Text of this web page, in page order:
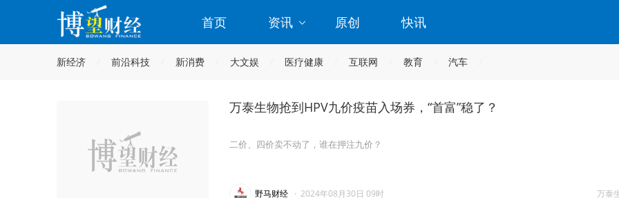
首页 资讯 原创 快讯
新经济 前沿科技 新消费 大文娱 医疗健康 互联网 教育 汽车
万泰生物抢到HPV九价疫苗入场券，“首富”稳了？
二价、四价卖不动了，谁在押注九价？
万泰
野马财经 · 2024年08月30日 09时